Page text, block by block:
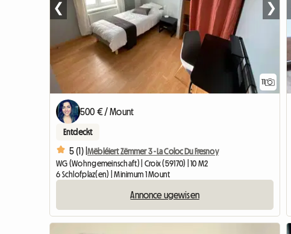
11
❮ ❯
500 € / Mount
Entdeckt
5 (1) |Mëbléiert Zëmmer 3 - La Coloc Du Fresnoy
WG (Wohngemeinschaft) | Croix (59170) | 10 M2
6 Schlofplaz(en) | Minimum 1 Mount
Annonce ugewisen